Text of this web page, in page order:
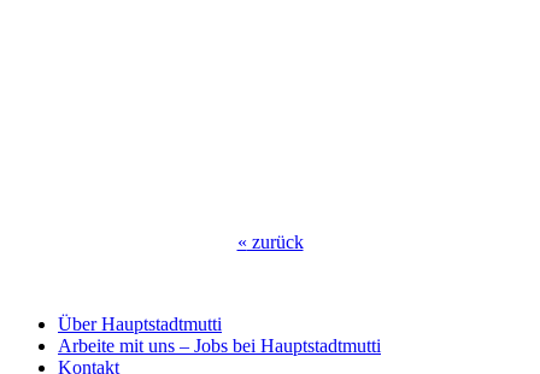
« zurück
Über Hauptstadtmutti
Arbeite mit uns – Jobs bei Hauptstadtmutti
Kontakt